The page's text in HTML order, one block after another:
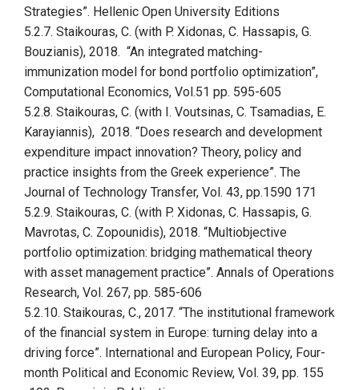
Strategies”. Hellenic Open University Editions
5.2.7. Staikouras, C. (with P. Xidonas, C. Hassapis, G.
Bouzianis), 2018. “An integrated matching-
immunization model for bond portfolio optimization”,
Computational Economics, Vol.51 pp. 595-605
5.2.8. Staikouras, C. (with I. Voutsinas, C. Tsamadias, E.
Karayiannis), 2018. “Does research and development
expenditure impact innovation? Theory, policy and
practice insights from the Greek experience”. The
Journal of Technology Transfer, Vol. 43, pp.1590 171
5.2.9. Staikouras, C. (with P. Xidonas, C. Hassapis, G.
Mavrotas, C. Zopounidis), 2018. “Multiobjective
portfolio optimization: bridging mathematical theory
with asset management practice”. Annals of Operations
Research, Vol. 267, pp. 585-606
5.2.10. Staikouras, C., 2017. “The institutional framework
of the financial system in Europe: turning delay into a
driving force”. International and European Policy, Four-
month Political and Economic Review, Vol. 39, pp. 155